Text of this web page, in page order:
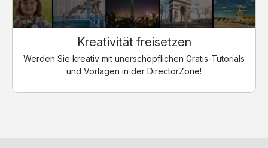
Kreativität freisetzen
Werden Sie kreativ mit unerschöpflichen Gratis-Tutorials
und Vorlagen in der DirectorZone!